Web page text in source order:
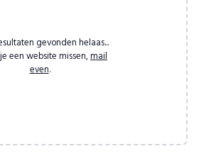
gevonden helaas...
een website missen, mail
even.